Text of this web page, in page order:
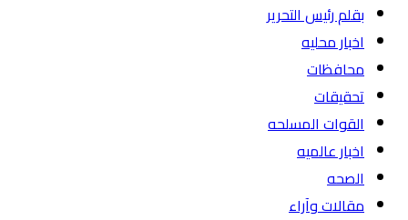
بقلم رئيس التحرير
اخبار محليه
محافظات
تحقيقات
القوات المسلحه
اخبار عالميه
الصحه
مقالات وآراء